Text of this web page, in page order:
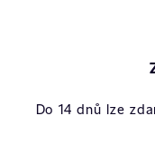
Do 14 dnů lze